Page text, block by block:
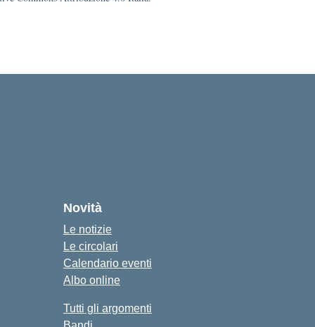
Novità
Le notizie
Le circolari
Calendario eventi
Albo online
Tutti gli argomenti